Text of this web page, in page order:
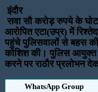
इंदौर
सवा सौ करोड़ रुपये के
आरोपित एटा(उप्र) में
पहुंचे पुलिसवालों से बहस की
कोशिश की। पुलिस आयुक्त
करने पर राठौर प्रलोभन
WhatsApp Group